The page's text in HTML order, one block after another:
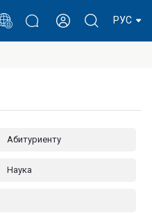
РУС
Абитуриенту
Наука